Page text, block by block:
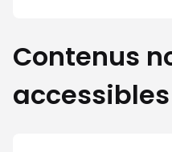
Contenus
accessibles